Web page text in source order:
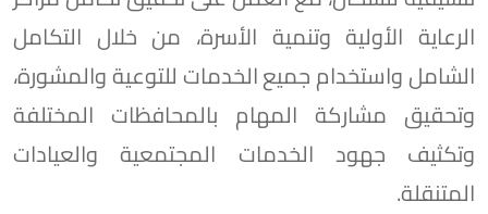
الرعاية الأولية وتنمية الأسرة، من خلال التكامل
الشامل واستخدام جميع الخدمات للتوعية والمشورة،
وتحقيق مشاركة المهام بالمحافظات المختلفة
وتكثيف جهود الخدمات المجتمعية والعيادات
المتنقلة.